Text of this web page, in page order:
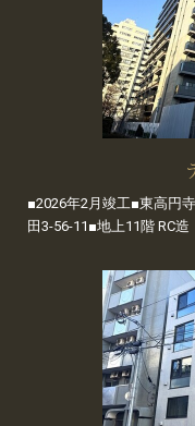
■2026年2月竣工■東高円
田3-56-11■地上11階 RC造